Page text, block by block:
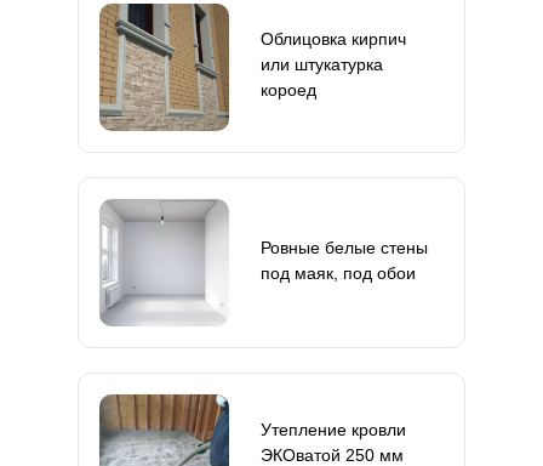
Утепление кровли
ЭКОватой 250 мм
Облицовка кирпич
или штукатурка
короед
Ровные белые стены
под маяк, под обои